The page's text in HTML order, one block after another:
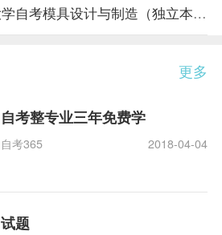
2017年大连工业大学自考模具设计与制造（独立本科段）考试计划
更多
自考整专业三年免费学
自考365 2018-04-04
试题